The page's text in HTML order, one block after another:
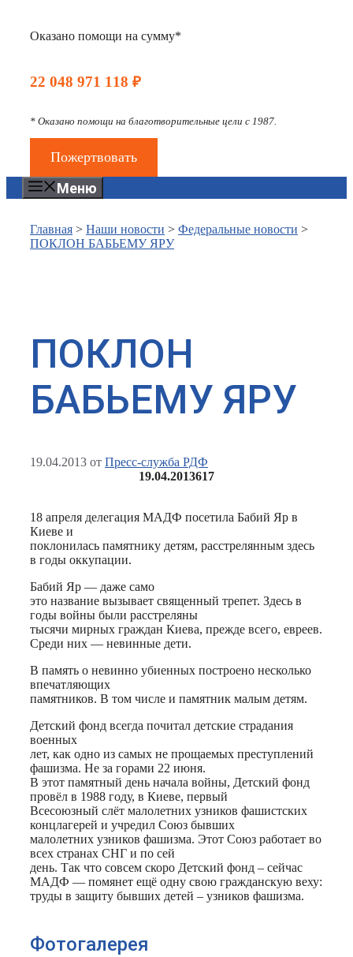
Оказано помощи на сумму*
22 048 971 118 ₽
* Оказано помощи на благотворительные цели с 1987.
Пожертвовать
Меню
Главная > Наши новости > Федеральные новости >
ПОКЛОН БАБЬЕМУ ЯРУ
ПОКЛОН
БАБЬЕМУ ЯРУ
19.04.2013 от Пресс-служба РДФ
19.04.2013617
18 апреля делегация МАДФ посетила Бабий Яр в
Киеве и
поклонилась памятнику детям, расстрелянным здесь
в годы оккупации.
Бабий Яр — даже само
это название вызывает священный трепет. Здесь в
годы войны были расстреляны
тысячи мирных граждан Киева, прежде всего, евреев.
Среди них — невинные дети.
В память о невинно убиенных построено несколько
впечатляющих
памятников. В том числе и памятник малым детям.
Детский фонд всегда почитал детские страдания
военных
лет, как одно из самых не прощаемых преступлений
фашизма. Не за горами 22 июня.
В этот памятный день начала войны, Детский фонд
провёл в 1988 году, в Киеве, первый
Всесоюзный слёт малолетних узников фашистских
концлагерей и учредил Союз бывших
малолетних узников фашизма. Этот Союз работает во
всех странах СНГ и по сей
день. Так что совсем скоро Детский фонд – сейчас
МАДФ — помянет ещё одну свою гражданскую веху:
труды в защиту бывших детей – узников фашизма.
Фотогалерея